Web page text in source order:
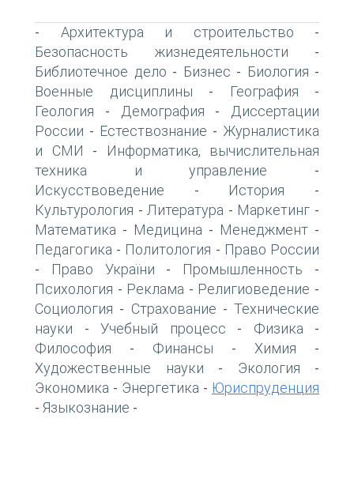
- Архитектура и строительство -
Безопасность жизнедеятельности -
Библиотечное дело - Бизнес - Биология -
Военные дисциплины - География -
Геология - Демография -
Диссертации
России - Естествознание - Журналистика
и СМИ -
Информатика, вычислительная
техника и управление -
Искусствоведение - История -
Культурология - Литература - Маркетинг -
Математика - Медицина - Менеджмент -
Педагогика - Политология - Право России
- Право України - Промышленность -
Психология - Реклама - Религиоведение -
Социология - Страхование - Технические
науки - Учебный процесс - Физика -
Философия - Финансы - Химия -
Художественные науки - Экология -
Экономика - Энергетика - Юриспруденция
- Языкознание -